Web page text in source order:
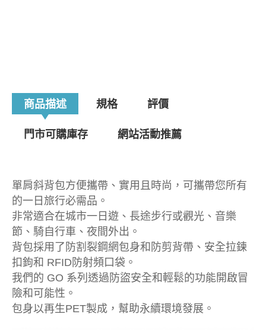
商品描述 規格 評價
門市可購庫存 網站活動推薦
單肩斜背包方便攜帶、實用且時尚，可攜帶您所有
的一日旅行必需品。
非常適合在城市一日遊、長途步行或觀光、音樂
節、騎自行車、夜間外出。
背包採用了防割裂鋼網包身和防剪背帶、安全拉鍊
扣鉤和 RFID防射頻口袋。
我們的 GO 系列透過防盜安全和輕鬆的功能開啟冒
險和可能性。
包身以再生PET製成，幫助永續環境發展。